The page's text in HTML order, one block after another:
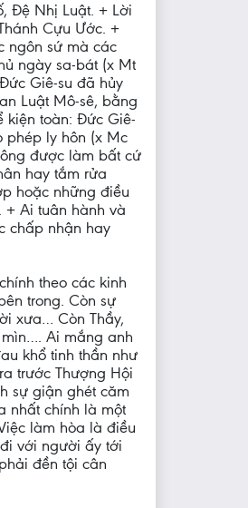
Đệ Nhị Luật. + Lời
Cựu Ước. +
ngôn sứ mà các
ngày sa-bát (x Mt
Giê-su đã hủy
Luật Mô-sê, bằng
kiện toàn: Đức Giê-
phép ly hôn (x Mc
được làm bất cứ
hay tắm rửa
hoặc những điều
+ Ai tuân hành và
chấp nhận hay
theo các kinh
trong. Còn sự
xưa… Còn Thầy,
Ai mắng anh
khổ tinh thần như
trước Thượng Hội
sự giận ghét căm
nhất chính là một
làm hòa là điều
với người ấy tới
đền tội cân